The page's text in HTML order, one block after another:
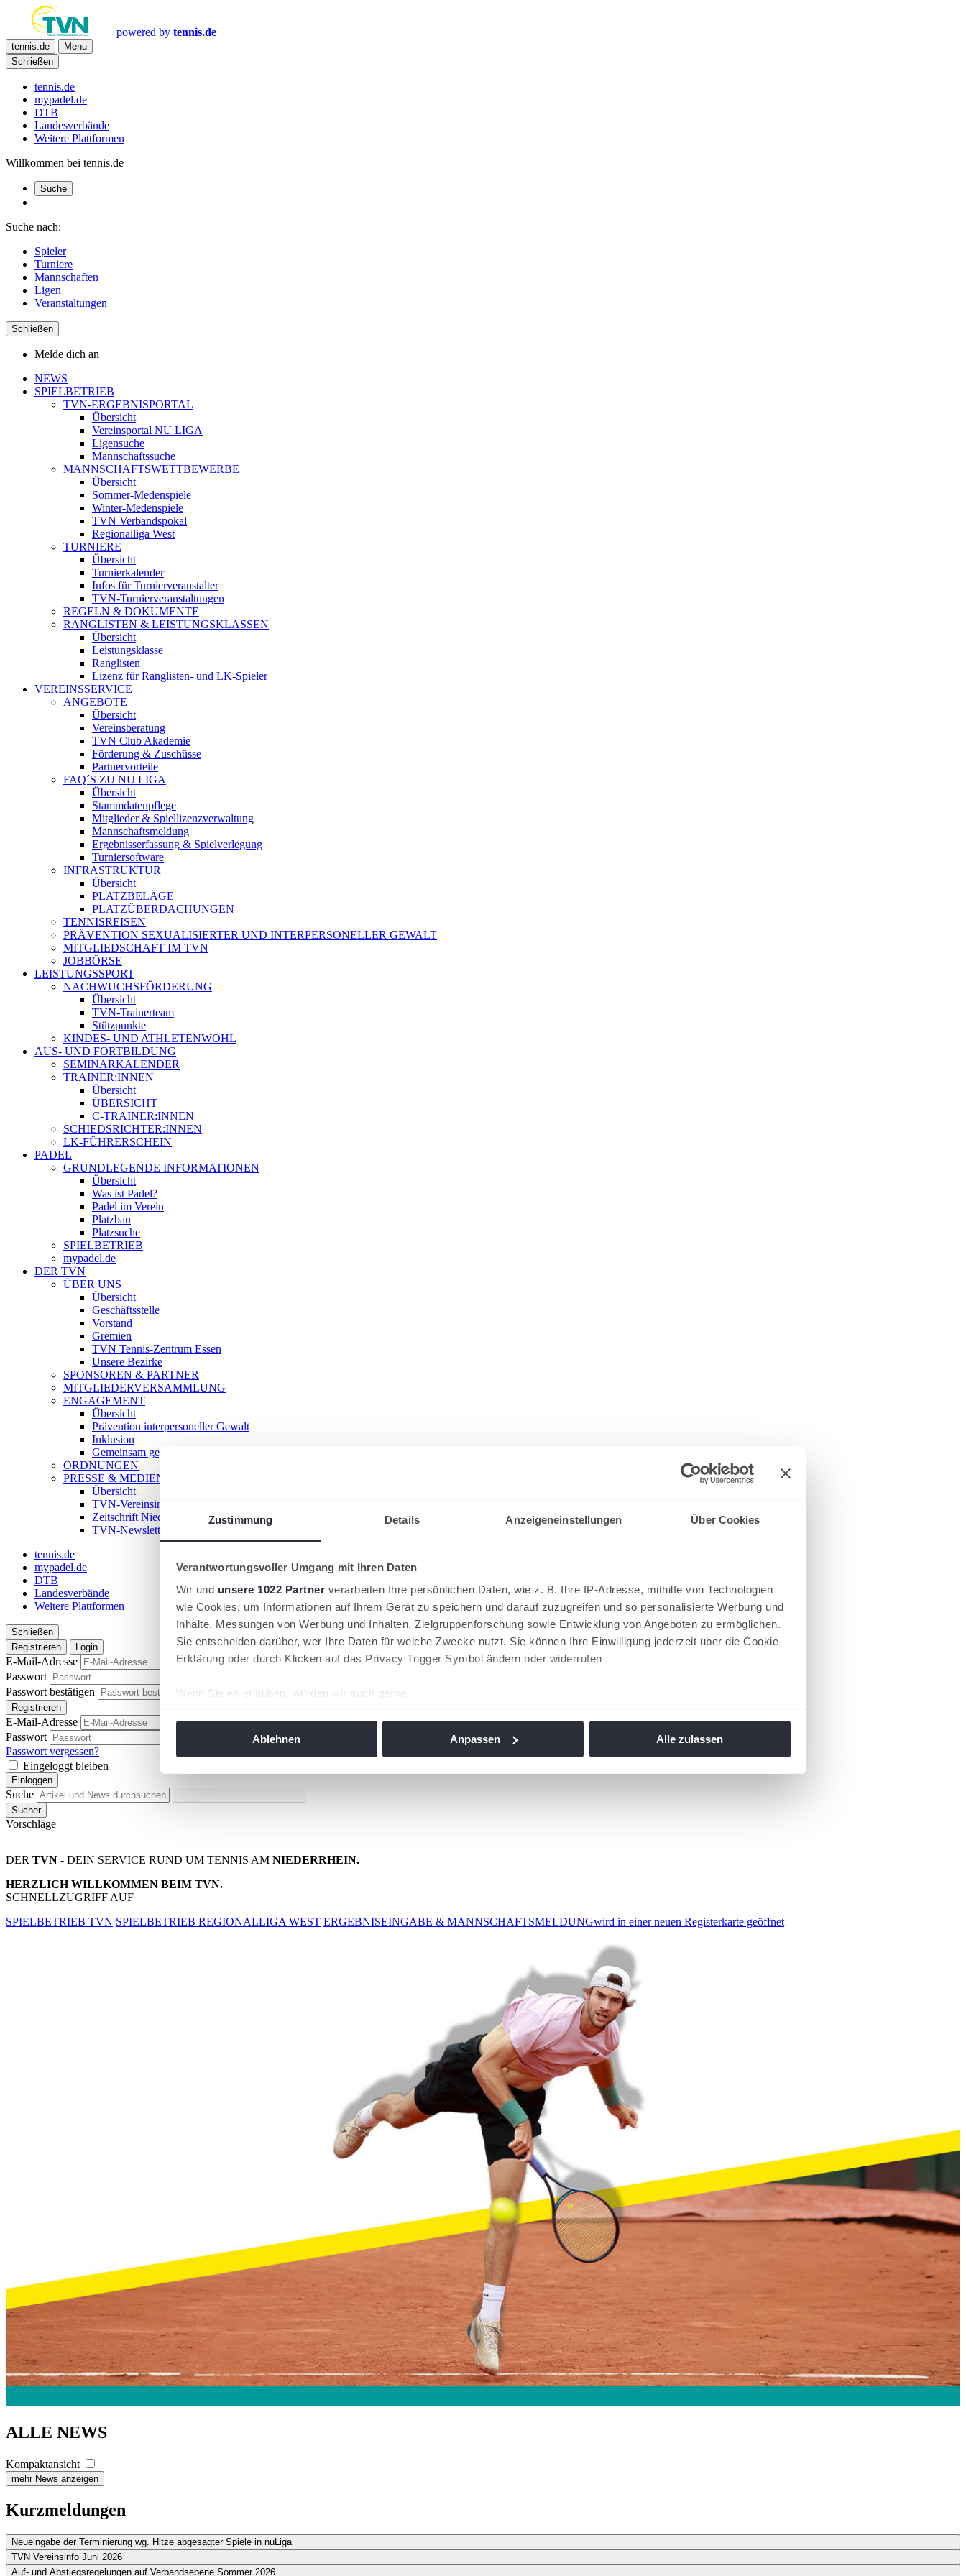
Zustimmung Details Anzeigeneinstellungen Über Cookies
Verantwortungsvoller Umgang mit Ihren Daten
Wir und unsere 1022 Partner verarbeiten Ihre persönlichen Daten, wie z. B. Ihre IP-Adresse, mithilfe von Technologien
wie Cookies, um Informationen auf Ihrem Gerät zu speichern und darauf zuzugreifen und so personalisierte Werbung und
Inhalte, Messungen von Werbung und Inhalten, Zielgruppenforschung sowie Entwicklung von Angeboten zu ermöglichen.
Sie entscheiden darüber, wer Ihre Daten für welche Zwecke nutzt. Sie können Ihre Einwilligung jederzeit über die Cookie-
Erklärung oder durch Klicken auf das Privacy Trigger Symbol ändern oder widerrufen
Wenn Sie es erlauben, würden wir auch gerne:
Wir verwenden Cookies, um Inhalte und Anzeigen zu personalisieren, Funktionen für soziale Medien anbieten zu können
möglicherweise mit weiteren Daten zusammen, die Sie ihnen bereitgestellt haben oder die sie im Rahmen Ihrer Nutzung
angepasst werden.
Ablehnen Anpassen Alle zulassen
powered by tennis.de
tennis.de
Menu
Schließen
tennis.de
mypadel.de
DTB
Landesverbände
Weitere Plattformen
Willkommen bei tennis.de
Suche
Suche nach:
Spieler
Turniere
Mannschaften
Ligen
Veranstaltungen
Schließen
Melde dich an
NEWS
SPIELBETRIEB
TVN-ERGEBNISPORTAL
Übersicht
Vereinsportal NU LIGA
Ligensuche
Mannschaftssuche
MANNSCHAFTSWETTBEWERBE
Übersicht
Sommer-Medenspiele
Winter-Medenspiele
TVN Verbandspokal
Regionalliga West
TURNIERE
Übersicht
Turnierkalender
Infos für Turnierveranstalter
TVN-Turnierveranstaltungen
REGELN & DOKUMENTE
RANGLISTEN & LEISTUNGSKLASSEN
Übersicht
Leistungsklasse
Ranglisten
Lizenz für Ranglisten- und LK-Spieler
VEREINSSERVICE
ANGEBOTE
Übersicht
Vereinsberatung
TVN Club Akademie
Förderung & Zuschüsse
Partnervorteile
FAQ´S ZU NU LIGA
Übersicht
Stammdatenpflege
Mitglieder & Spiellizenzverwaltung
Mannschaftsmeldung
Ergebnisserfassung & Spielverlegung
Turniersoftware
INFRASTRUKTUR
Übersicht
PLATZBELÄGE
PLATZÜBERDACHUNGEN
TENNISREISEN
PRÄVENTION SEXUALISIERTER UND INTERPERSONELLER GEWALT
MITGLIEDSCHAFT IM TVN
JOBBÖRSE
LEISTUNGSSPORT
NACHWUCHSFÖRDERUNG
Übersicht
TVN-Trainerteam
Stützpunkte
KINDES- UND ATHLETENWOHL
AUS- UND FORTBILDUNG
SEMINARKALENDER
TRAINER:INNEN
Übersicht
ÜBERSICHT
C-TRAINER:INNEN
SCHIEDSRICHTER:INNEN
LK-FÜHRERSCHEIN
PADEL
GRUNDLEGENDE INFORMATIONEN
Übersicht
Was ist Padel?
Padel im Verein
Platzbau
Platzsuche
SPIELBETRIEB
mypadel.de
DER TVN
ÜBER UNS
Übersicht
Geschäftsstelle
Vorstand
Gremien
TVN Tennis-Zentrum Essen
Unsere Bezirke
SPONSOREN & PARTNER
MITGLIEDERVERSAMMLUNG
ENGAGEMENT
Übersicht
Prävention interpersoneller Gewalt
Inklusion
Gemeinsam gegen Doping
ORDNUNGEN
PRESSE & MEDIEN
Übersicht
TVN-Vereinsinfo
Zeitschrift Niederrhein Tennis
TVN-Newsletter
tennis.de
mypadel.de
DTB
Landesverbände
Weitere Plattformen
Schließen
Registrieren
Login
E-Mail-Adresse
Passwort
Passwort bestätigen
Passwort anzeigen
Registrieren
E-Mail-Adresse
Passwort
Passwort anzeigen
Passwort vergessen?
Eingeloggt bleiben
Einloggen
Suche
Sucher
Vorschläge
DER TVN - DEIN SERVICE RUND UM TENNIS AM NIEDERRHEIN.
HERZLICH WILLKOMMEN BEIM TVN.
SCHNELLZUGRIFF AUF
SPIELBETRIEB TVN SPIELBETRIEB REGIONALLIGA WEST ERGEBNISEINGABE & MANNSCHAFTSMELDUNGwird in einer neuen Registerkarte geöffnet
ALLE NEWS
Kompaktansicht
mehr News anzeigen
Kurzmeldungen
Neueingabe der Terminierung wg. Hitze abgesagter Spiele in nuLiga
TVN Vereinsinfo Juni 2026
Auf- und Abstiegsregelungen auf Verbandsebene Sommer 2026